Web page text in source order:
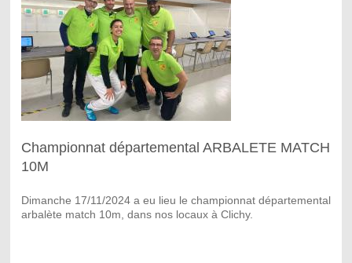
Championnat départemental ARBALETE MATCH
10M
Dimanche 17/11/2024 a eu lieu le championnat départemental
arbalète match 10m, dans nos locaux à Clichy.